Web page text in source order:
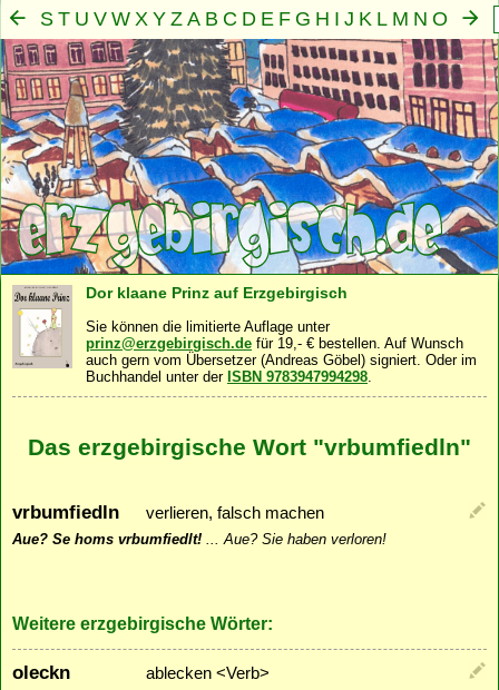
S T U V W X Y Z A B C D E F G H I J K L M N O
P Q R
Mensch·Seele·Geist·Familie·Gemeinschaft·
Dor klaane Prinz auf Erzgebirgisch
Sie können die limitierte Auflage unter
prinz@erzgebirgisch.de für 19,- € bestellen. Auf Wunsch
auch gern vom Übersetzer (Andreas Göbel) signiert. Oder im
Buchhandel unter der ISBN 9783947994298.
Das erzgebirgische Wort "vrbumfiedln"
vrbumfiedln verlieren, falsch machen
Aue? Se homs vrbumfiedlt! ...Aue? Sie haben verloren!
Weitere erzgebirgische Wörter:
oleckn ablecken <Verb>